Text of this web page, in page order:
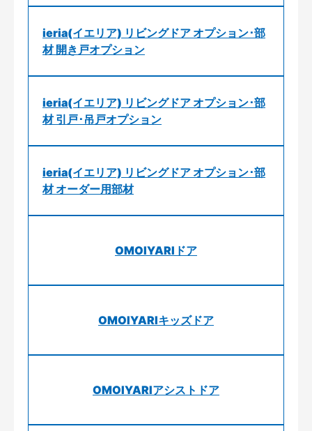
ieria(イエリア) リビングドア オプション･部
材 開き戸オプション
ieria(イエリア) リビングドア オプション･部
材 引戸･吊戸オプション
ieria(イエリア) リビングドア オプション･部
材 オーダー用部材
OMOIYARIドア
OMOIYARIキッズドア
OMOIYARIアシストドア